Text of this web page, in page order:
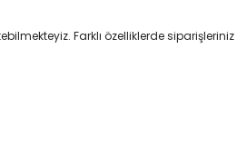
Farklı özelliklerde